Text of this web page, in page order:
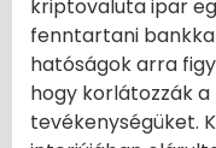
kriptovaluta ipar
fenntartani
hatóságok arra
hogy korlátozzák
tevékenységüket.